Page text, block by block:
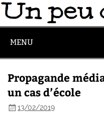
MENU
Propagande
un cas d’école
13/02/2019